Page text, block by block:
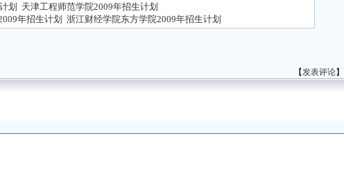
划
天津工程师范学院2009年招生计划
年招生计划 浙江财经学院东方学院2009年招生计划
【发表评论